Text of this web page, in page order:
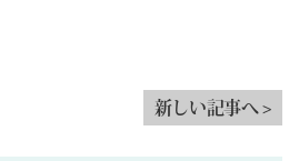
新しい記事へ >